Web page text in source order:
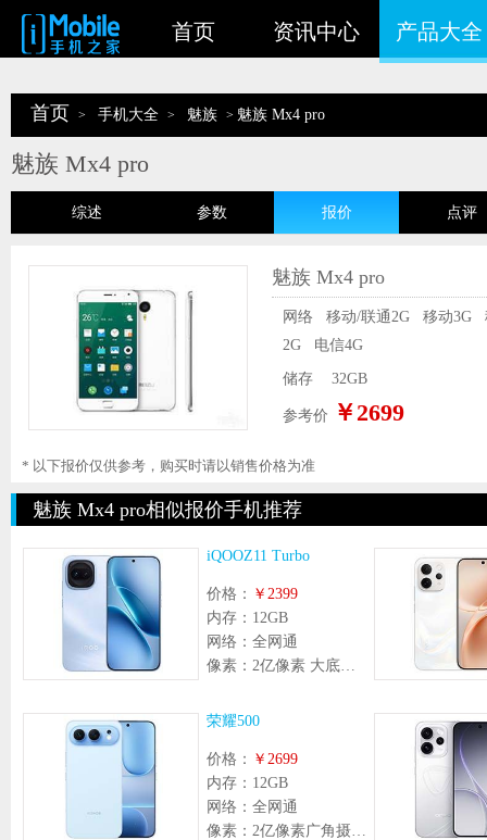
首页 资讯中心 产品大全
首页 > 手机大全 > 魅族 > 魅族 Mx4 pro
魅族 Mx4 pro
综述 参数 报价 点评
魅族 Mx4 pro
网络 移动/联通2G 移动3G
2G
电信4G
储存 32GB
参考价 ￥2699
* 以下报价仅供参考，购买时请以销售价格为准
魅族 Mx4 pro相似报价手机推荐
iQOOZ11 Turbo
价格： ￥2399
内存： 12GB
网络： 全网通
像素： 2亿像素 大底超级主摄+800万像素 超广角镜头
荣耀500
价格： ￥2699
内存： 12GB
网络： 全网通
像素： 2亿像素广角摄像头(f/1.9光圈，支持OIS光学防抖) + 1200万像素超广角微距摄像头(f/2.2光圈) ，支持自动对焦